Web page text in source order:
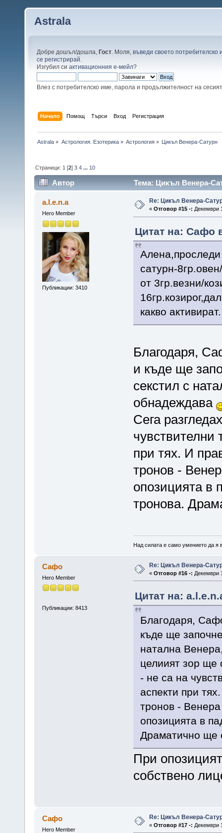
Astrala
Добре дошъл/дошла, Гост . Моля, въведи своето потребителско
се регистрирай
Изгубил си активационния е-мейл?
Влез с потребителско име, парола и продължителност на
Начало Помощ Търси Вход Регистрация
Astrala » Астрология. Езотерика» Астрология» Цикъл Венера-Сатурн
Страници: 1 [2]3 4 ... 10
Автор Тема: Цикъл Венера-
a.l.e.n.a
Hero Member
Публикации: 3410
Re: Цикъл Венера-
« Отговор #15 -: Декември
Цитат на: Сафо
сатурн-
от 3гр.везни/
какво активират.
Благодаря,
и къде ще
секстил с
обнадеждава
Сега
чувствителни
при тях. И
тронов -
опозицията в
тронова.
Над силата е само умението да я
Сафо
Hero Member
Публикации: 8413
Re: Цикъл Венера-
« Отговор #16 -: Декември
Цитат на:
Благодаря,
къде ще
натална
целиият зор ще
- не са на
аспекти при
тронов -
опозицията в
Драматично ще
При
собствено
Сафо
Hero Member
Re: Цикъл Венера-
« Отговор #17 -: Декември